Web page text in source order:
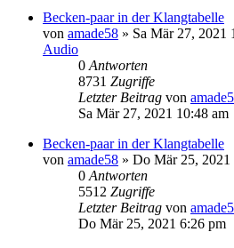
Becken-paar in der Klangtabelle
von amade58 » Sa Mär 27, 2021
Audio
0 Antworten
8731 Zugriffe
Letzter Beitrag von
Sa Mär 27, 2021 10:48 am
Becken-paar in der Klangtabelle
von amade58 » Do Mär 25, 2021
0 Antworten
5512 Zugriffe
Letzter Beitrag von
Do Mär 25, 2021 6:26 pm